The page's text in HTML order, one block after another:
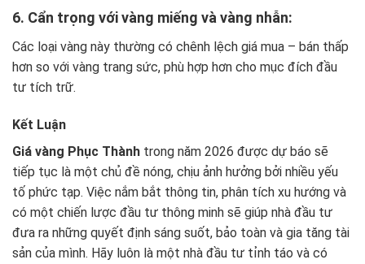
6. Cẩn trọng với vàng miếng và vàng nhẫn:
Các loại vàng này thường có chênh lệch giá mua – bán thấp
hơn so với vàng trang sức, phù hợp hơn cho mục đích đầu
tư tích trữ.
Kết Luận
Giá vàng Phục Thành trong năm 2026 được dự báo sẽ
tiếp tục là một chủ đề nóng, chịu ảnh hưởng bởi nhiều yếu
tố phức tạp. Việc nắm bắt thông tin, phân tích xu hướng và
có một chiến lược đầu tư thông minh sẽ giúp nhà đầu tư
đưa ra những quyết định sáng suốt, bảo toàn và gia tăng tài
sản của mình. Hãy luôn là một nhà đầu tư tỉnh táo và có